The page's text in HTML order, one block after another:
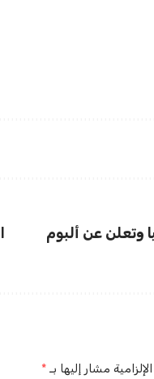
وتعلن عن ألبوم
مشار إليها بـ *